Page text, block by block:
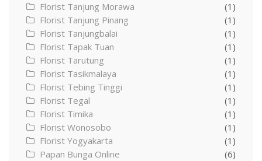
Florist Tanjung Morawa
(1)
Florist Tanjung Pinang
(1)
Florist Tanjungbalai
(1)
Florist Tapak Tuan
(1)
Florist Tarutung
(1)
Florist Tasikmalaya
(1)
Florist Tebing Tinggi
(1)
Florist Tegal
(1)
Florist Timika
(1)
Florist Wonosobo
(1)
Florist Yogyakarta
(1)
Papan Bunga Online
(6)